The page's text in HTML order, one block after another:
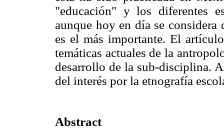
"educación" y los diferentes
aunque hoy en día se
es el más importante. El
temáticas actuales de la
desarrollo de la sub-disciplina.
del interés por la etnografía
Abstract